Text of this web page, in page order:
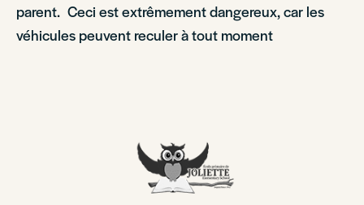
parent. Ceci est extrêmement dangereux, car les
véhicules peuvent reculer à tout moment